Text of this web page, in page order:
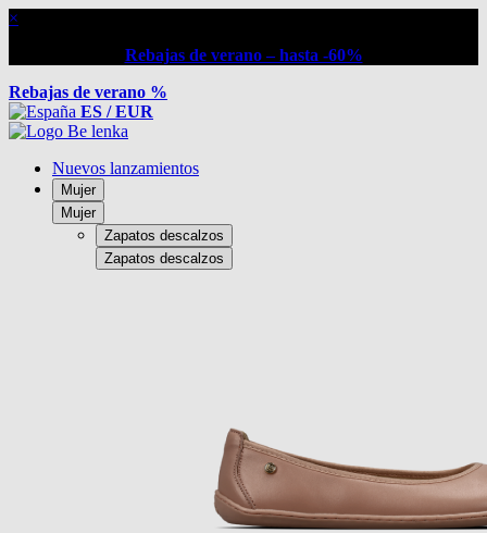
×
Rebajas de verano – hasta -60%
Rebajas de verano %
ES / EUR
Nuevos lanzamientos
Mujer
Mujer
Zapatos descalzos
Zapatos descalzos